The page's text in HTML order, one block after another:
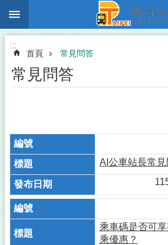
跳到主要內容區塊
:::
首頁 常見問答
常見問答
AI公車站長常
乘車碼是否可
乘優惠？